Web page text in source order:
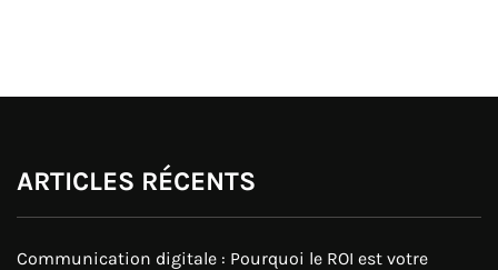
ARTICLES RÉCENTS
Communication digitale : Pourquoi le ROI est votre